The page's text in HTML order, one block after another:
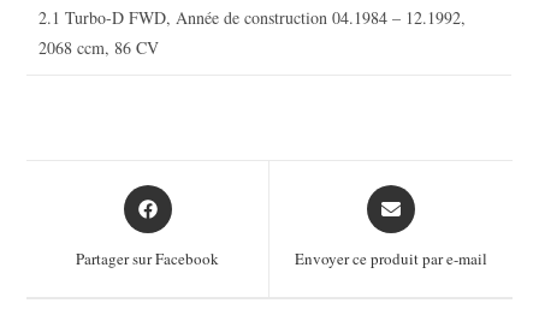
2.1 Turbo-D FWD, Année de construction 04.1984 – 12.1992,
2068 ccm, 86 CV
Opens
in
new
Partager sur Facebook
Opens
in
new
Envoyer ce produit par e-mail